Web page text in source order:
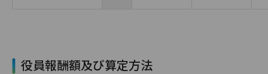
役員報酬額及び算定方法